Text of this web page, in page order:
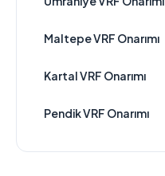
Maltepe VRF Onarımı
Kartal VRF Onarımı
Pendik VRF Onarımı